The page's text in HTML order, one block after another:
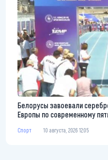
Белорусы завоевали
Европы по современному
Спорт 10 августа, 2026 12:05